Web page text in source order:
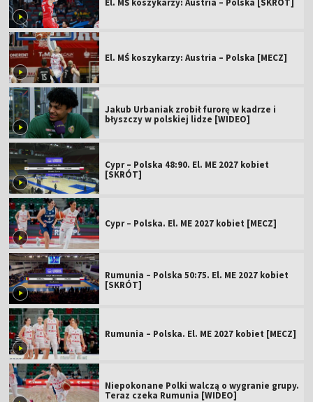
El. MŚ koszykarzy: Austria – Polska [MECZ]
Jakub Urbaniak zrobił furorę w kadrze i
błyszczy w polskiej lidze [WIDEO]
Cypr – Polska 48:90. El. ME 2027 kobiet
[SKRÓT]
Cypr – Polska. El. ME 2027 kobiet [MECZ]
Rumunia – Polska 50:75. El. ME 2027 kobiet
[SKRÓT]
Rumunia – Polska. El. ME 2027 kobiet [MECZ]
Niepokonane Polki walczą o wygranie grupy.
Teraz czeka Rumunia [WIDEO]